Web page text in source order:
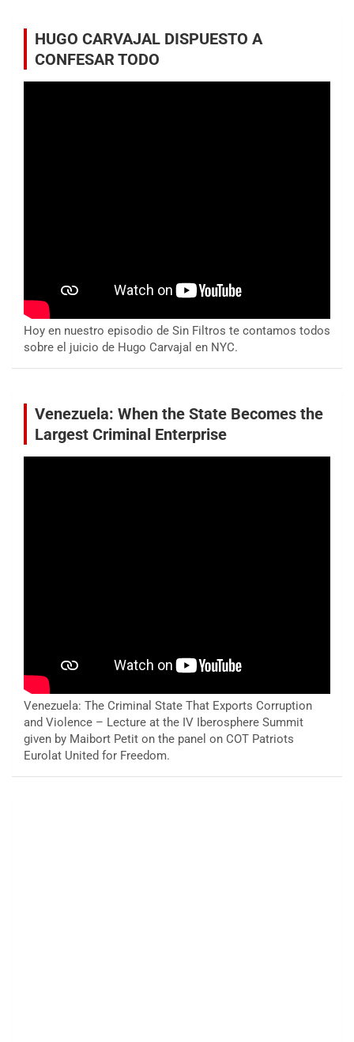
HUGO CARVAJAL DISPUESTO A
CONFESAR TODO
Hoy en nuestro episodio de Sin Filtros te contamos todos
sobre el juicio de Hugo Carvajal en NYC.
Venezuela: When the State Becomes the
Largest Criminal Enterprise
Venezuela: The Criminal State That Exports Corruption
and Violence – Lecture at the IV Iberosphere Summit
given by Maibort Petit on the panel on COT Patriots
Eurolat United for Freedom.